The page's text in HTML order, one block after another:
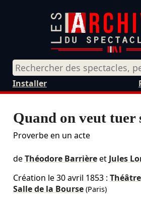
Installer
Quand on veut tuer
Proverbe en un acte
deThéodore Barrièreet Jules
Création le30 avril 1853:
Salle de la Bourse(Paris)